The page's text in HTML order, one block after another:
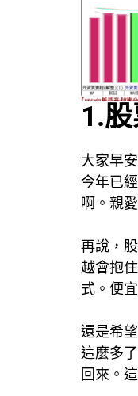
1.
大家早
今年已
啊。親
再說，
越會抱
式。便
還是希
這麼多
回來。